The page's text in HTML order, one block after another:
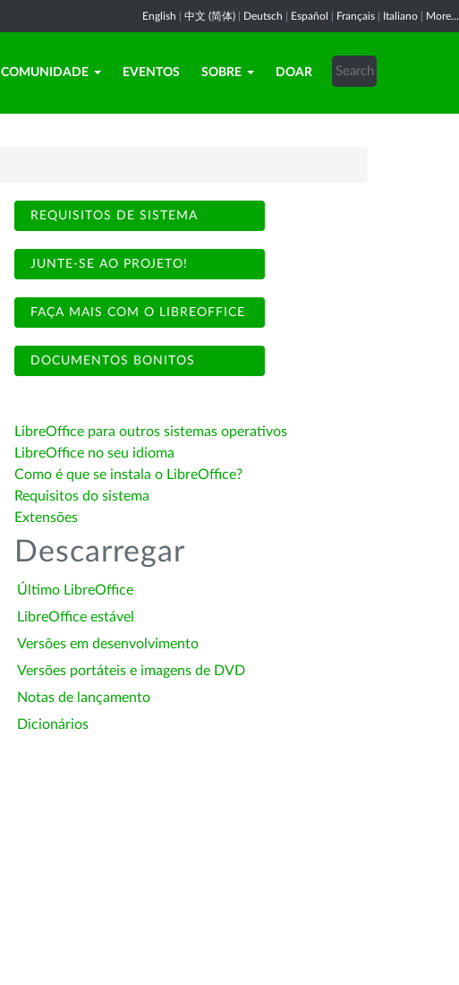
English 中文 (简体) Deutsch Español Français Italiano More...
COMUNIDADE EVENTOS SOBRE DOAR
REQUISITOS DE SISTEMA
JUNTE-SE AO PROJETO!
FAÇA MAIS COM O LIBREOFFICE
DOCUMENTOS BONITOS
LibreOffice para outros sistemas operativos
LibreOffice no seu idioma
Como é que se instala o LibreOffice?
Requisitos do sistema
Extensões
Descarregar
Último LibreOffice
LibreOffice estável
Versões em desenvolvimento
Versões portáteis e imagens de DVD
Notas de lançamento
Dicionários